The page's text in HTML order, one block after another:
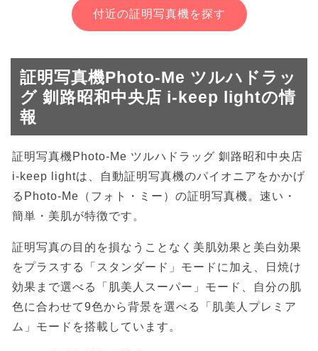
付近の証明写真機を探す
証明写真機Photo-Me ツルハドラッ
グ 釧路昭和中央店 i-keep lightの情
報
証明写真機Photo-Me ツルハドラッグ 釧路昭和中央店
i-keep lightは、自動証明写真機のパイオニアをかかげ
るPhoto-Me（フォト・ミー）の証明写真機。速い・
簡単・美肌が特徴です。
証明写真の目的を損なうことなく美肌効果と美白効果
をプラスする「スタンダード」モードに加え、日焼け
効果まで選べる「肌美人スーパー」モード、自分の肌
色に合わせて9色から背景を選べる「肌美人プレミア
ム」モードを搭載しています。